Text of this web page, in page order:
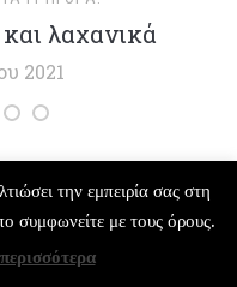
λαχανικά
2021
ΜΑΓΕΙΡΙΚΉΣ — DESIGNED
την εμπειρία σας στη
συμφωνείτε με τους όρους.